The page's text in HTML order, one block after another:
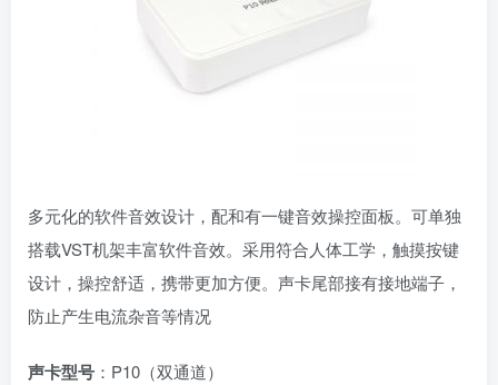
多元化的软件音效设计，配和有一键音效操控面板。可单独
搭载VST机架丰富软件音效。采用符合人体工学，触摸按键
设计，操控舒适，携带更加方便。声卡尾部接有接地端子，
防止产生电流杂音等情况
声卡型号 ：P10（双通道）